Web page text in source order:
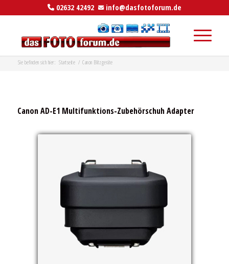
02632 42492 info@dasfotoforum.de
Sie befinden sich hier: Startseite / Canon Blitzgeräte
Canon AD-E1 Multifunktions-Zubehörschuh Adapter